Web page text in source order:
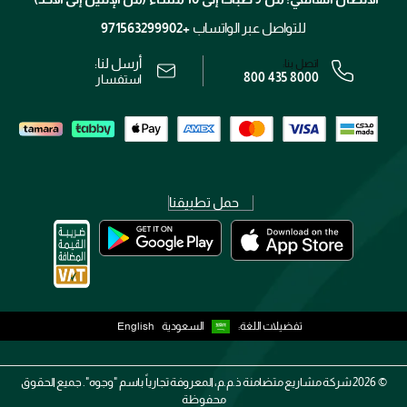
الشروط و الأحكام
رقم السجل التجاري: 7013320481 — صادر من وزارة التجارة
للتواصل عبر الواتساب +971563299902
اتصل بنا:
800 435 8000
أرسل لنا:
استفسار
حمل تطبيقنا
تفضيلات اللغة: السعودية English
2026 ©شركة مشاريع متضامنة ذ.م.م، المعروفة تجارياً باسم "وجوه". جميع الحقوق
محفوظة